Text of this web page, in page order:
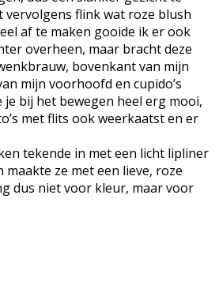
vervolgens flink wat roze blush
af te maken gooide ik er ook
overheen, maar bracht deze
bovenkant van mijn
mijn voorhoofd en cupido’s
je bij het bewegen heel erg mooi,
met flits ook weerkaatst en er
tekende in met een licht lipliner
maakte ze met een lieve, roze
dus niet voor kleur, maar voor